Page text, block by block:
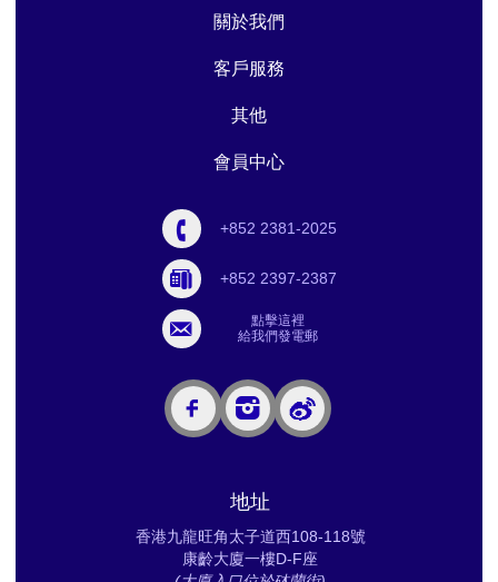
關於我們
客戶服務
其他
會員中心
+852 2381-2025
+852 2397-2387
點擊這裡
給我們發電郵
地址
香港九龍旺角太子道西108-118號
康齡大廈一樓D-F座